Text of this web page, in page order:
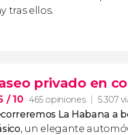
tras ellos.
privado en
/ 10 465 opiniones 5.307
La Habana a
, un elegante